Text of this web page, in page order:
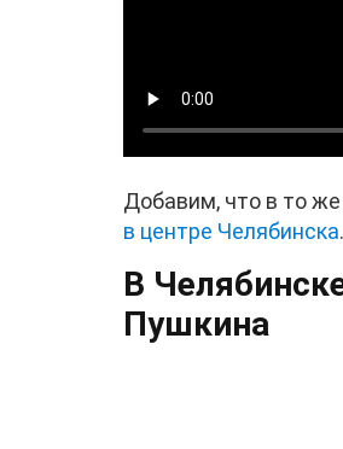
Добавим, что в то
в центре Челябинска
В
Пушкина